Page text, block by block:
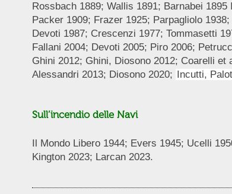
Rossbach 1889; Wallis 1891; Barnabei
Packer 1909; Frazer 1925; Parpagliolo
Devoti 1987; Crescenzi 1977; Tommasetti
Fallani 2004; Devoti 2005; Piro 2006;
Ghini 2012; Ghini, Diosono 2012; Coarelli
Alessandri 2013; Diosono 2020; Incutti,
Sull’incendio delle Navi
Il Mondo Libero 1944; Evers 1945; Ucelli
Kington 2023; Larcan 2023.